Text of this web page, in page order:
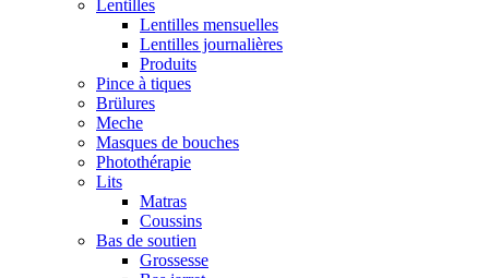
Lentilles
Lentilles mensuelles
Lentilles journalières
Produits
Pince à tiques
Brülures
Meche
Masques de bouches
Photothérapie
Lits
Matras
Coussins
Bas de soutien
Grossesse